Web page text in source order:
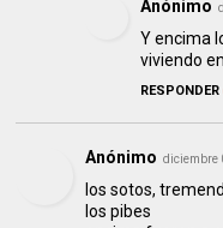
Anónimo
Y encima
viviendo
RESPONDER
Anónimo diciembre
los sotos,
los pibes